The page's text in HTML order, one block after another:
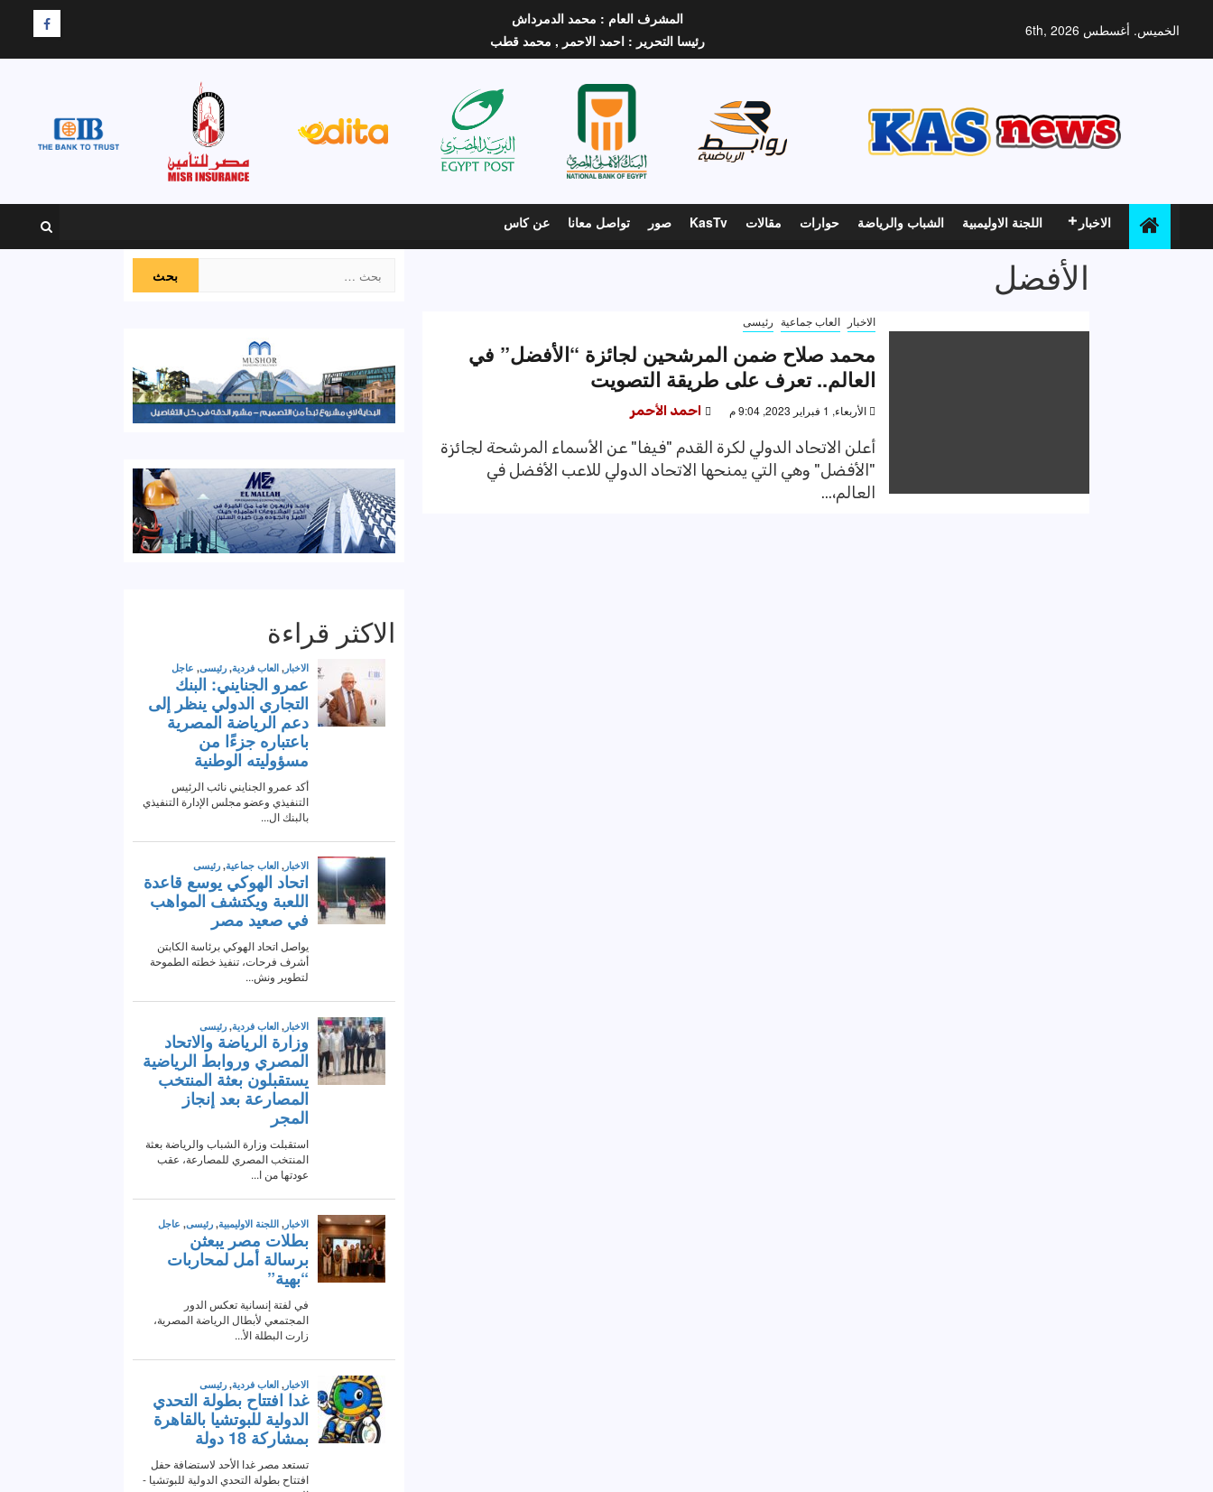
الخميس. أغسطس 6th, 2026
المشرف العام : محمد الدمرداش
رئيسا التحرير : احمد الاحمر , محمد قطب
F
الاخبار اللجنة الاوليمبية الشباب والرياضة حوارات مقالات KasTv صور تواصل معانا عن كاس
الأفضل
الاخبار العاب جماعية رئيسى
محمد صلاح ضمن المرشحين لجائزة “الأفضل” في
العالم.. تعرف على طريقة التصويت
الأربعاء, 1 فبراير 2023, 9:04 م احمد الأحمر
أعلن الاتحاد الدولي لكرة القدم "فيفا" عن الأسماء المرشحة لجائزة
"الأفضل" وهي التي يمنحها الاتحاد الدولي للاعب الأفضل في
العالم،...
عن:
الاكثر قراءة